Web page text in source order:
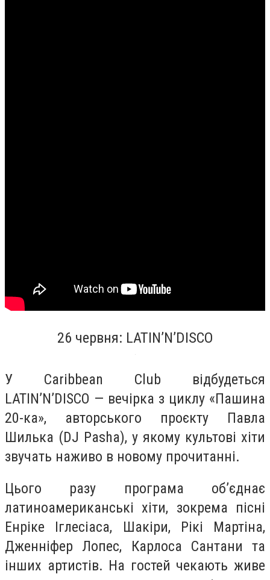
26 червня: LATIN’N’DISCO
У Caribbean Club відбудеться
LATIN’N’DISCO — вечірка з циклу «Пашина
20-ка», авторського проєкту Павла
Шилька (DJ Pasha), у якому культові хіти
звучать наживо в новому прочитанні.
Цього разу програма об’єднає
латиноамериканські хіти, зокрема пісні
Енріке Іглесіаса, Шакіри, Рікі Мартіна,
Дженніфер Лопес, Карлоса Сантани та
інших артистів. На гостей чекають живе